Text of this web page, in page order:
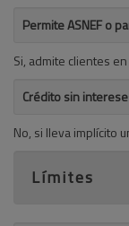
Permite ASNEF o
Si, admite clientes
Crédito sin
No, si lleva implícito
Límites